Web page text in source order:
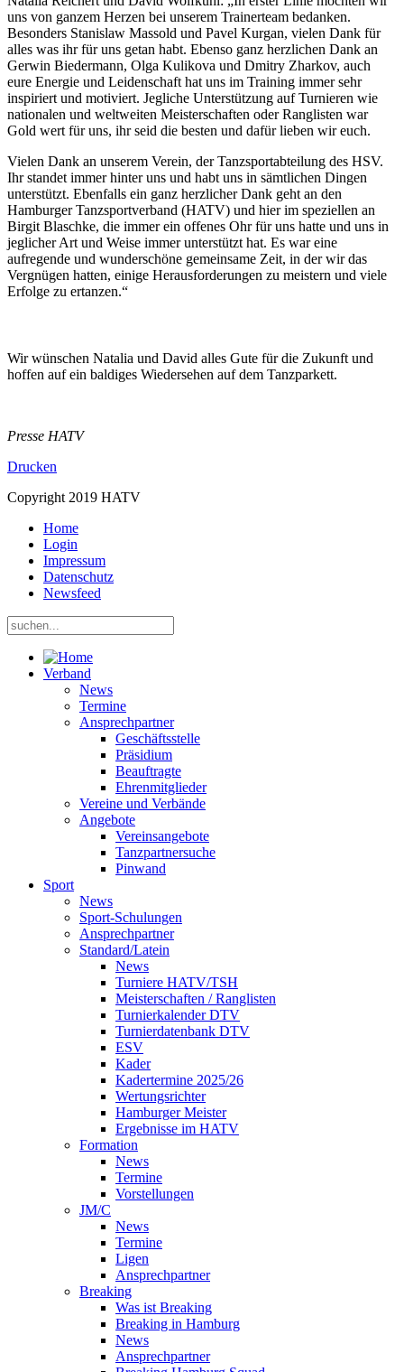
uns von ganzem Herzen bei unserem Trainerteam bedanken.
Besonders Stanislaw Massold und Pavel Kurgan, vielen Dank für
alles was ihr für uns getan habt. Ebenso ganz herzlichen Dank an
Gerwin Biedermann, Olga Kulikova und Dmitry Zharkov, auch
eure Energie und Leidenschaft hat uns im Training immer sehr
inspiriert und motiviert. Jegliche Unterstützung auf Turnieren wie
nationalen und weltweiten Meisterschaften oder Ranglisten war
Gold wert für uns, ihr seid die besten und dafür lieben wir euch.
Vielen Dank an unserem Verein, der Tanzsportabteilung des HSV.
Ihr standet immer hinter uns und habt uns in sämtlichen Dingen
unterstützt. Ebenfalls ein ganz herzlicher Dank geht an den
Hamburger Tanzsportverband (HATV) und hier im speziellen an
Birgit Blaschke, die immer ein offenes Ohr für uns hatte und uns in
jeglicher Art und Weise immer unterstützt hat. Es war eine
aufregende und wunderschöne gemeinsame Zeit, in der wir das
Vergnügen hatten, einige Herausforderungen zu meistern und viele
Erfolge zu ertanzen.“
Wir wünschen Natalia und David alles Gute für die Zukunft und
hoffen auf ein baldiges Wiedersehen auf dem Tanzparkett.
Presse HATV
Drucken
Copyright 2019 HATV
Home
Login
Impressum
Datenschutz
Newsfeed
Verband
News
Termine
Ansprechpartner
Geschäftsstelle
Präsidium
Beauftragte
Ehrenmitglieder
Vereine und Verbände
Angebote
Vereinsangebote
Tanzpartnersuche
Pinwand
Sport
News
Sport-Schulungen
Ansprechpartner
Standard/Latein
News
Turniere HATV/TSH
Meisterschaften / Ranglisten
Turnierkalender DTV
Turnierdatenbank DTV
ESV
Kader
Kadertermine 2025/26
Wertungsrichter
Hamburger Meister
Ergebnisse im HATV
Formation
News
Termine
Vorstellungen
JM/C
News
Termine
Ligen
Ansprechpartner
Breaking
Was ist Breaking
Breaking in Hamburg
News
Ansprechpartner